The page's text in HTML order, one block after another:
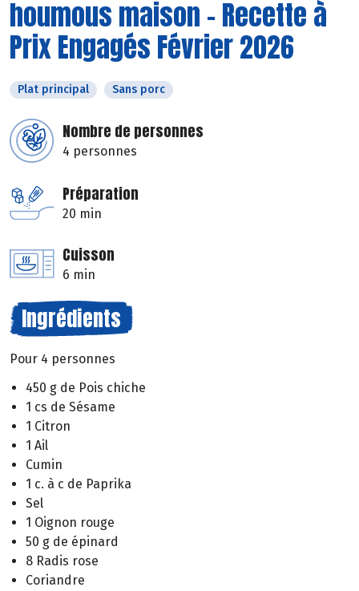
houmous maison - Recette à
Prix Engagés Février 2026
Plat principal Sans porc
Nombre de personnes
4 personnes
Préparation
20 min
Cuisson
6 min
Ingrédients
Pour 4 personnes
450 g de Pois chiche
1 cs de Sésame
1 Citron
1 Ail
Cumin
1 c. à c de Paprika
Sel
1 Oignon rouge
50 g de épinard
8 Radis rose
Coriandre